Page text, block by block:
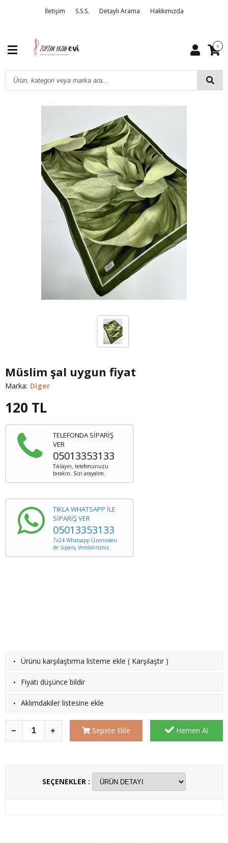
İletişim S.S.S. Detaylı Arama Hakkımızda
0
Müslim şal uygun fiyat
Marka: Diger
120 TL
TELEFONDA SİPARİŞ
VER
05013353133
Tıklayın, telefonunuzu
bırakın. Sizi arayalım.
TIKLA WHATSAPP İLE
SİPARİŞ VER
05013353133
7x24 Whatsapp Üzerinden
de Sipariş Verebilirsiniz.
· Ürünü karşılaştırma listeme ekle ( Karşılaştır )
· Fiyatı düşünce bildir
· Aklımdakiler listesine ekle
Sepete Ekle Hemen Al
SEÇENEKLER :